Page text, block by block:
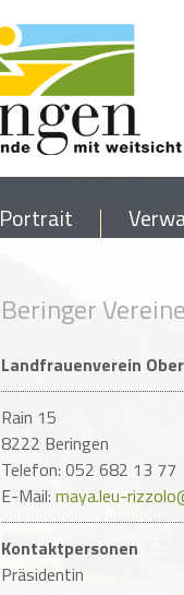
Portrait
Beringer Vereine
Landfrauenverein
Rain 15
8222 Beringen
Telefon: 052 682 13 77
E-Mail: maya.leu-
Kontaktpersonen
Präsidentin